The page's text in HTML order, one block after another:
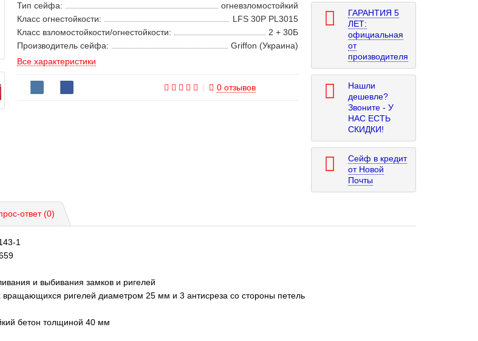
Тип сейфа:
огневзломостойкий
Класс огнестойкости:
LFS 30P PL3015
Класс взломостойкости/огнестойкости:
2 + 30Б
Производитель сейфа:
Griffon (Украина)
Все характеристики
0 отзывов
ГАРАНТИЯ 5
ЛЕТ:
официальная
от
производителя
Нашли
дешевле?
Звоните - У
НАС ЕСТЬ
СКИДКИ!
Сейф в кредит
от Новой
Почты
ответ(0)
1
и выбивания замков и ригелей
ригелей диаметром 25 мм и 3 антисреза со стороны петель
бетон толщиной 40 мм